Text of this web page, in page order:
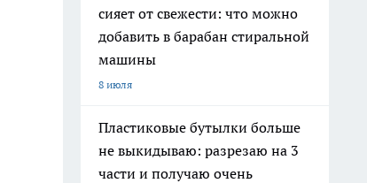
сияет от свежести: что можно
добавить в барабан стиральной
машины
8 июля
Пластиковые бутылки больше
не выкидываю: разрезаю на 3
части и получаю очень